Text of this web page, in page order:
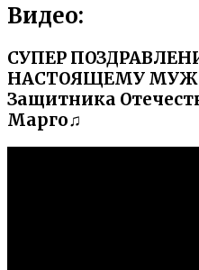
Видео:
СУПЕР
НАСТОЯЩЕМУ
Защитника
Марго♫